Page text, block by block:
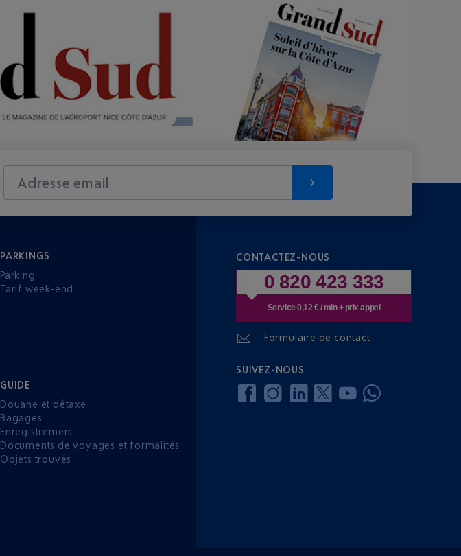
Adresse email
PARKINGS
Parking
Tarif week-end
GUIDE
Douane et détaxe
Bagages
Enregistrement
Documents de voyages et formalités
Objets trouvés
CONTACTEZ-NOUS
0 820 423 333
Service 0,12 € / min + prix appel
Formulaire de contact
SUIVEZ-NOUS